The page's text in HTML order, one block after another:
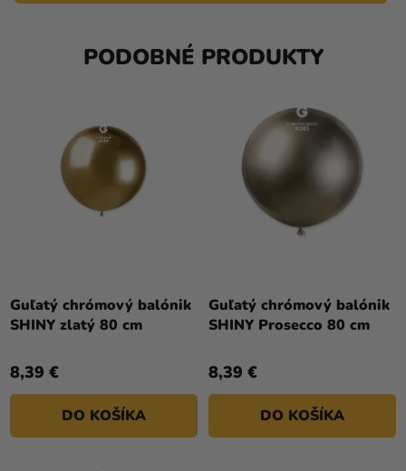
PODOBNÉ PRODUKTY
Guľatý chrómový balónik
SHINY zlatý 80 cm
8,39 €
DO KOŠÍKA
Guľatý chrómový balónik
SHINY Prosecco 80 cm
8,39 €
DO KOŠÍKA